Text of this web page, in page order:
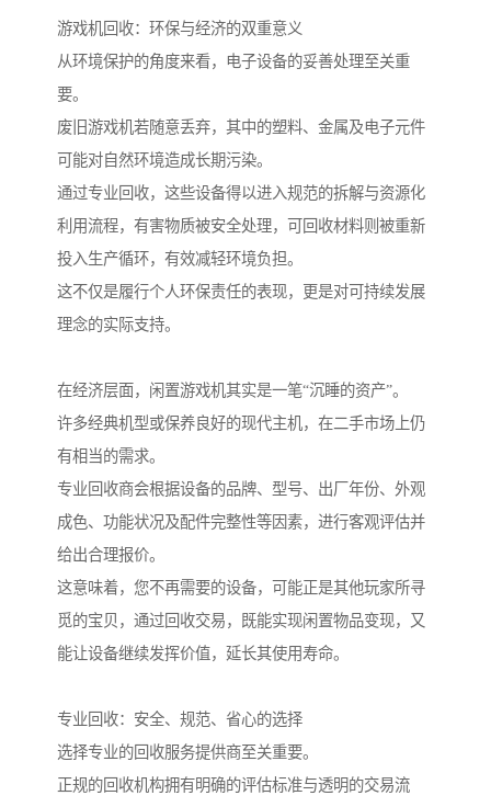
游戏机回收：环保与经济的双重意义
从环境保护的角度来看，电子设备的妥善处理至关重
要。
废旧游戏机若随意丢弃，其中的塑料、金属及电子元件
可能对自然环境造成长期污染。
通过专业回收，这些设备得以进入规范的拆解与资源化
利用流程，有害物质被安全处理，可回收材料则被重新
投入生产循环，有效减轻环境负担。
这不仅是履行个人环保责任的表现，更是对可持续发展
理念的实际支持。
在经济层面，闲置游戏机其实是一笔“沉睡的资产”。
许多经典机型或保养良好的现代主机，在二手市场上仍
有相当的需求。
专业回收商会根据设备的品牌、型号、出厂年份、外观
成色、功能状况及配件完整性等因素，进行客观评估并
给出合理报价。
这意味着，您不再需要的设备，可能正是其他玩家所寻
觅的宝贝，通过回收交易，既能实现闲置物品变现，又
能让设备继续发挥价值，延长其使用寿命。
专业回收：安全、规范、省心的选择
选择专业的回收服务提供商至关重要。
正规的回收机构拥有明确的评估标准与透明的交易流